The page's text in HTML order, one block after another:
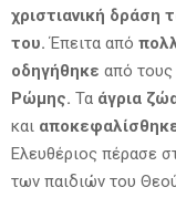
χριστιανική δράση
του.Έπειτα από
οδηγήθηκε από
Ρώμης. Τα άγρια
και
Ελευθέριος πέρασε
των παιδιών του